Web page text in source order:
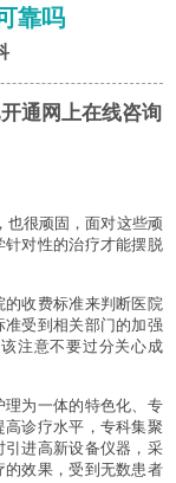
靠吗
通网上在线咨询
很顽固，面对这些顽
针对性的治疗才能摆脱
收费标准来判断医院
受到相关部门的加强
注意不要过分关心成
为一体的特色化、专
诊疗水平，专科集聚
进高新设备仪器，采
效果，受到无数患者